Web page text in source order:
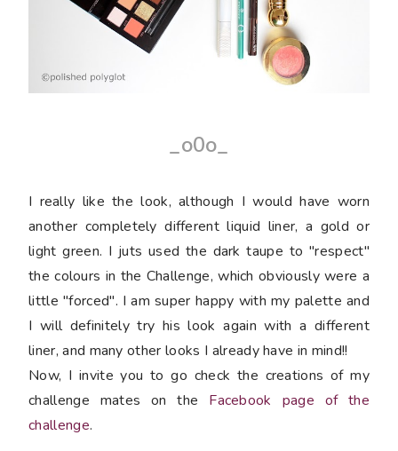
_o0o_
I really like the look, although I would have worn
another completely different liquid liner, a gold or
light green. I juts used the dark taupe to "respect"
the colours in the Challenge, which obviously were a
little "forced". I am super happy with my palette and
I will definitely try his look again with a different
liner, and many other looks I already have in mind!!
Now, I invite you to go check the creations of my
challenge mates on the Facebook page of the
challenge.